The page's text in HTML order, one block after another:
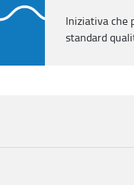
Iniziativa che
standard